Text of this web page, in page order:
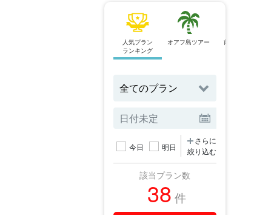
人気プラン
ランキング
オアフ島ツアー
前日予約OK
今日 明日
さらに
絞り込む
該当プラン数
38 件